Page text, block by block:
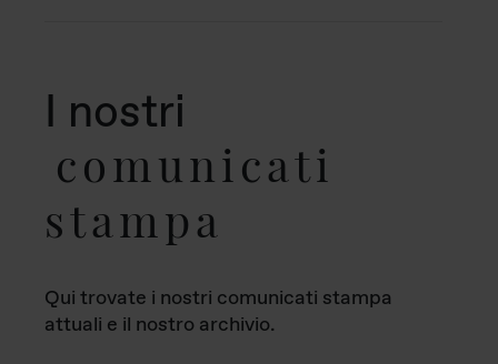
I nostri
comunicati
stampa
Qui trovate i nostri comunicati stampa
attuali e il nostro archivio.